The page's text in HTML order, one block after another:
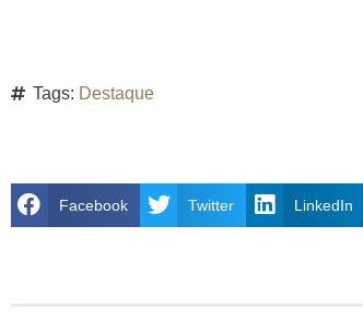
Tags: Destaque
Facebook Twitter LinkedIn